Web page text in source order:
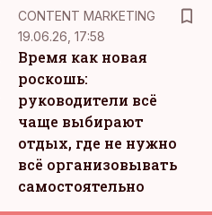
CONTENT MARKETING
19.06.26, 17:58
Время как новая
роскошь:
руководители всё
чаще выбирают
отдых, где не нужно
всё организовывать
самостоятельно